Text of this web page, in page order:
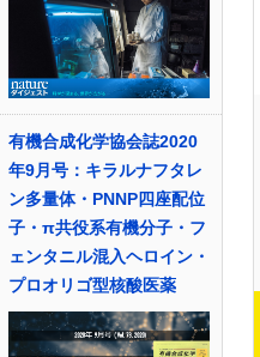
有機合成化学協会誌2020
年9月号：キラルナフタレ
ン多量体・PNNP四座配位
子・π共役系有機分子・フ
ェンタニル混入ヘロイン・
プロオリゴ型核酸医薬